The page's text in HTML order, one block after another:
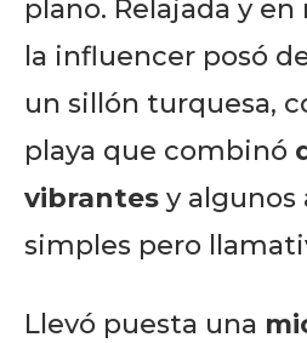
plano. Relajada y en
la influencer posó
un sillón turquesa,
playa que combinó
vibrantes y algunos
simples pero
Llevó puesta una